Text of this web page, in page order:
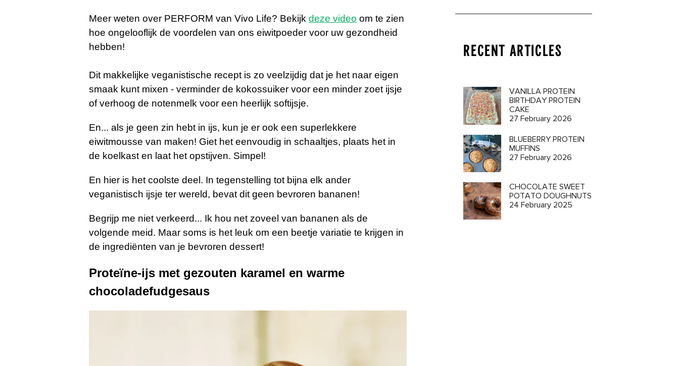
Meer weten over PERFORM van Vivo Life? Bekijk deze video om te zien
hoe ongelooflijk de voordelen van ons eiwitpoeder voor uw gezondheid
hebben!
Dit makkelijke veganistische recept is zo veelzijdig dat je het naar eigen
smaak kunt mixen - verminder de kokossuiker voor een minder zoet ijsje
of verhoog de notenmelk voor een heerlijk softijsje.
En... als je geen zin hebt in ijs, kun je er ook een superlekkere
eiwitmousse van maken! Giet het eenvoudig in schaaltjes, plaats het in
de koelkast en laat het opstijven. Simpel!
En hier is het coolste deel. In tegenstelling tot bijna elk ander
veganistisch ijsje ter wereld, bevat dit geen bevroren bananen!
Begrijp me niet verkeerd... Ik hou net zoveel van bananen als de
volgende meid. Maar soms is het leuk om een ​​beetje variatie te krijgen in
de ingrediënten van je bevroren dessert!
Proteïne-ijs met gezouten karamel en warme
chocoladefudgesaus
RECENT ARTICLES
VANILLA PROTEIN
BIRTHDAY PROTEIN
CAKE
27 February 2026
BLUEBERRY PROTEIN
MUFFINS
27 February 2026
CHOCOLATE SWEET
POTATO DOUGHNUTS
24 February 2025